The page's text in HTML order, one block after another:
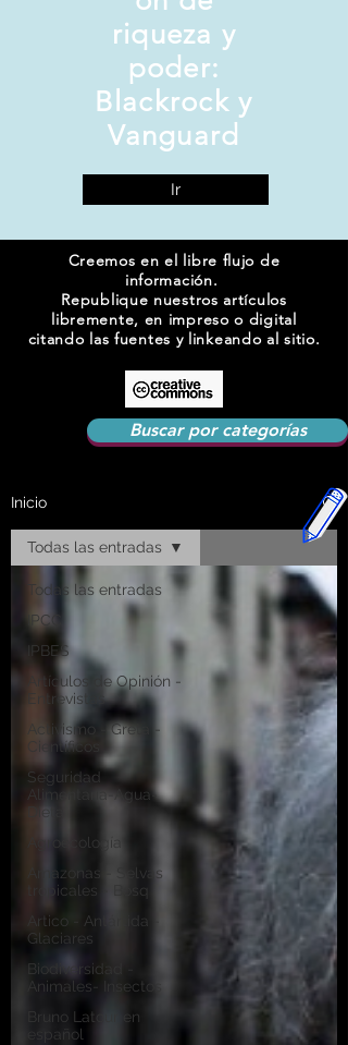
riqueza y
poder:
Blackrock y
Vanguard
Ir
Creemos en el libre flujo de
información.
Republique nuestros artículos
libremente, en impreso o digital
citando las fuentes y linkeando al sitio.
Buscar por categorías
Inicio
Todas las entradas
IPCC
IPBES
Artículos de Opinión -
Entrevistas
Activismo - Greta -
Científicos
Seguridad
Alimentaria-Agua-
Agroecología
Amazonas - Selvas
tropicales - Bosq
Artico - Antártida -
Glaciares
Biodiversidad -
Animales- Insectos
Bruno Latour en
español
Todas las entradas